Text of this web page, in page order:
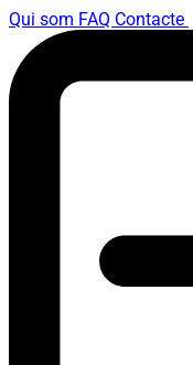
Qui som FAQ Contacte